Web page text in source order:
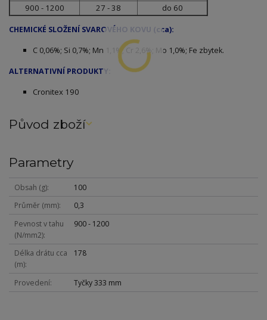
900 - 1200
27 - 38 do 60
CHEMICKÉ SLOŽENÍ SVAROVÉHO KOVU (cca):
C 0,06%; Si 0,7%; Mn 1,1%; Cr 2,6%; Mo 1,0%; Fe zbytek.
ALTERNATIVNÍ PRODUKTY:
Cronitex 190
Původ zboží
Parametry
Obsah (g)
100
Průměr (mm)
0,3
Pevnost v tahu
(N/mm2)
900 - 1200
Délka drátu cca
(m)
178
Provedení Tyčky 333 mm